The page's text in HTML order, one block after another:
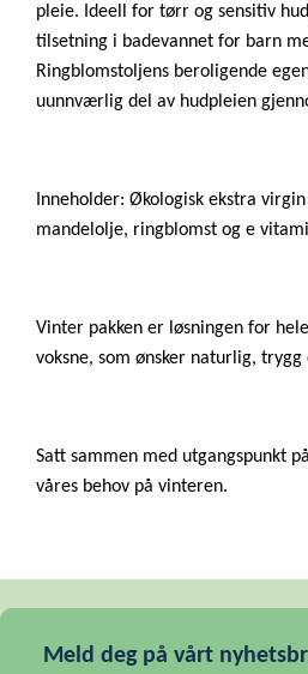
pleie. Ideell for tørr og sensitiv
tilsetning i badevannet for barn
Ringblomstoljens beroligende
uunnværlig del av hudpleien
Inneholder: Økologisk ekstra
mandelolje, ringblomst og e
Vinter pakken er løsningen for
voksne, som ønsker naturlig,
Satt sammen med utgangspunkt
våres behov på vinteren.
Meld deg på vårt